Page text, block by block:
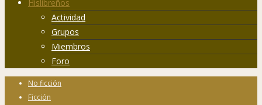
Hislibreños
Actividad
Grupos
Miembros
Foro
No ficción
Ficción